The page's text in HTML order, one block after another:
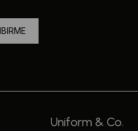
Uniform & Co.